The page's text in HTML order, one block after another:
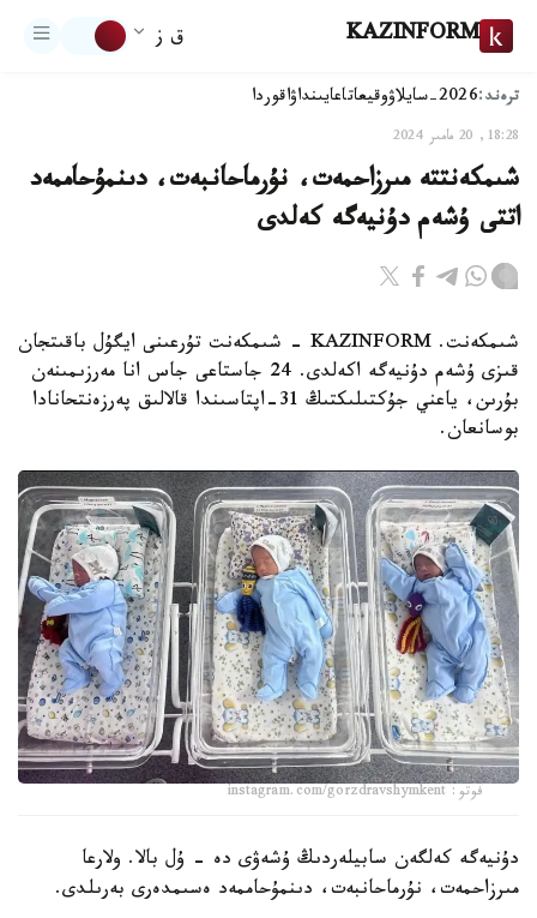
KAZINFORM ق ز
ترەند:2026-سايلاۋ وقيعاتاعايىنداۋاقوردا
18:28, 20 مامىر 2024
شىمكەنتتە مىرزاحمەت، نۇرماحانبەت، دىنمۇحاممەد
اتتى ۇشەم دۇنيەگە كەلدى
شىمكەنت. KAZINFORM - شىمكەنت تۇرعىنى ايگۇل باقىتجان
قىزى ۇشەم دۇنيەگە اكەلدى. 24 جاستاعى جاس انا مەرزىمىنەن
بۇرىن، ياعني جۇكتىلىكتىڭ 31-اپتاسىندا قالالىق پەرزەنتحانادا
بوسانعان.
فوتو: instagram.com/gorzdravshymkent
دۇنيەگە كەلگەن سابيلەردىڭ ۇشەۋى دە - ۇل بالا. ولارعا
مىرزاحمەت، نۇرماحانبەت، دىنمۇحاممەد ەسىمدەرى بەرىلدى.